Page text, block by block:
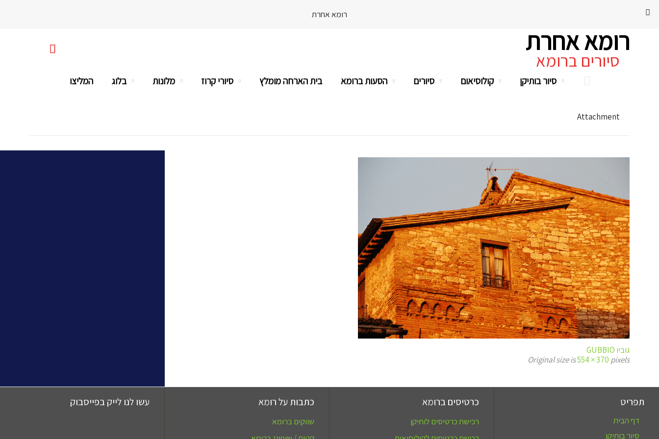
רומא אחרת
סיורים ברומא 
to
סיור בותיקן קולוסיאום סיורים הסעות ברומא בית הארחה מומלץ סיורי קרוז מלונות בלוג המליצו
Attachment
גוביו GUBBIO
Original size is554 × 370 pixels
עשו לנו לייק בפייסבוק כתבות על רומא
שווקים ברומא
כרטיסים ברומא
רכישת כרטיסים לותיקן
תפריט
דף הבית
סיור בותיקן
רומא אחרת